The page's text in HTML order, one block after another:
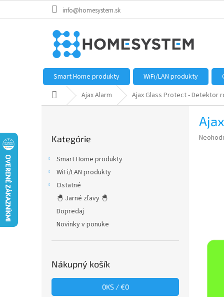
info@homesystem.sk
Smart Home produkty WiFi/LAN produkty
DomovAjax Alarm Ajax Glass Protect - Detektor
kategórie
Kategórie
Smart Home produkty
WiFi/LAN produkty
Ostatné
🐣 Jarné zľavy 🐣
Dopredaj
Novinky v ponuke
Nákupný košík
0KS /€0